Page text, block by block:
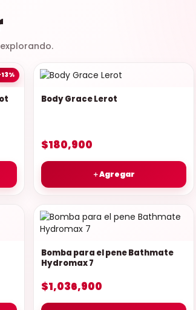
Body Grace Lerot
$180,900
＋Agregar
Bomba para el pene Bathmate
Hydromax 7
$1,036,900